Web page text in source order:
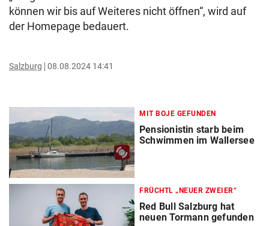
können wir bis auf Weiteres nicht öffnen“, wird auf
der Homepage bedauert.
Salzburg 08.08.2024 14:41
MIT BOJE GEFUNDEN
Pensionistin starb beim
Schwimmen im Wallersee
FRÜCHTL „NEUER ZWEIER“
Red Bull Salzburg hat
neuen Tormann gefunden